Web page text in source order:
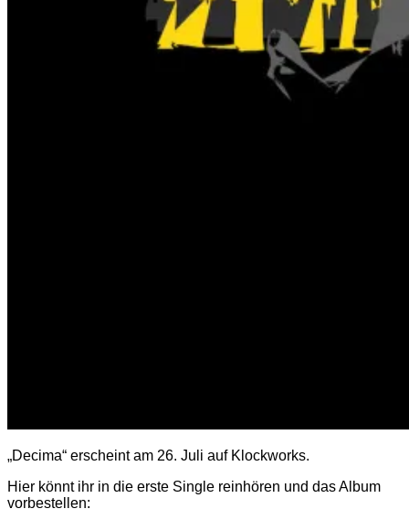
„Decima“ erscheint am 26. Juli auf Klockworks.
Hier könnt ihr in die erste Single reinhören und das Album
vorbestellen: